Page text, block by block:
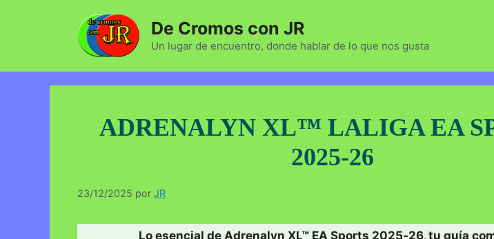
De Cromos con JR
Un lugar de encuentro, donde hablar de lo que nos gusta
ADRENALYN XL™ LALIGA EA
2025-26
23/12/2025 por JR
Lo esencial de Adrenalyn XL™ EA Sports 2025‑26, tu guía